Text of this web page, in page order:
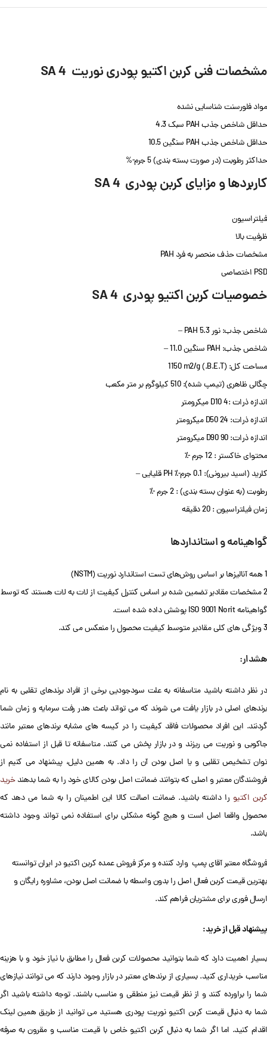
مشخصات فنی کربن اکتیو پودری نوریت SA 4
مواد فلورسنت شناسایی نشده
حداقل شاخص جذب PAH سبک 4.3
حداقل شاخص جذب PAH سنگین 10.5
حداکثر رطوبت (در صورت بسته بندی) 5 جرم-%
کاربردها و مزایای کربن پودری SA 4
فیلتراسیون
ظرفیت بالا
مشخصات حذف منحصر به فرد PAH
PSD اختصاصی
خصوصیات کربن اکتیو پودری SA 4
شاخص جذب: نور PAH 5.3 –
شاخص جذب: PAH سنگین 11.0 –
مساحت کل: (B.E.T.) 1150 m2/g
چگالی ظاهری (تیمپ شده): 510 کیلوگرم بر متر مکعب
اندازه ذرات :D10 4 میکرومتر
اندازه ذرات: D50 24 میکرومتر
اندازه ذرات: D90 90 میکرومتر
محتوای خاکستر : 12 جرم -٪
کلرید (اسید بیرونی): 0.1 جرم-٪ PH قلیایی –
رطوبت (به عنوان بسته بندی) : 2 جرم -٪
زمان فیلتراسیون : 20 دقیقه
گواهینامه و استانداردها
1 همه آنالیزها بر اساس روش‌های تست استاندارد نوریت (NSTM)
2 مشخصات مقادیر تضمین شده بر اساس کنترل کیفیت از لات به لات هستند که توسط
گواهینامه ISO 9001 Norit پوشش داده شده است.
3 ویژگی های کلی مقادیر متوسط کیفیت محصول را منعکس می کند.
هشدار:
در نظر داشته باشید متاسفانه به علت سودجودیی برخی از افراد برندهای تقلبی به نام
برندهای اصلی در بازار یافت می شوند که می تواند باعث هدر رفت سرمایه و زمان شما
گردنند. این افراد محصولات فاقد کیفیت را در کیسه های مشابه برندهای معتبر مانند
جاکوبی و نوریت می ریزند و در بازار پخش می کنند. متاسفانه تا قبل از استفاده نمی
توان تشخیص تقلبی و یا اصل بودن آن را داد. به همین دلیل، پیشنهاد می کنیم از
فروشندگان معتبر و اصلی که بتوانند ضمانت اصل بودن کالای خود را به شما بدهندخرید
کربن اکتیو را داشته باشید. ضمانت اصالت کالا این اطمینان را به شما می دهد که
محصول واقعا اصل است و هیچ گونه مشکلی برای استفاده نمی تواند وجود داشته
باشد.
فروشگاه معتبر آقای پمپ وارد کننده و مرکز فروش عمده کربن اکتیو در ایران توانسته
بهترین قیمت کربن فعال اصل را بدون واسطه با ضمانت اصل بودن، مشاوره رایگان و
ارسال فوری برای مشتریان فراهم کند.
پیشنهاد قبل از خرید:
بسیار اهمیت دارد که شما بتوانید محصولات کربن فعال را مطابق با نیاز خود و با هزینه
مناسب خریداری کنید. بسیاری از برندهای معتبر در بازار وجود دارند که می توانند نیازهای
شما را براورده کنند و از نظر قیمت نیز منطقی و مناسب باشند. توجه داشته باشید اگر
شما به دنبال قیمت کربن اکتیو نوریت پودری هستید می توانید از طریق همین لینک
اقدام کنید. اما اگر شما به دنبال کربن اکتیو خاص با قیمت مناسب و مقرون به صرفه